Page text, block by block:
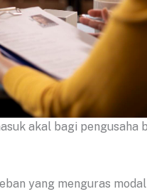
akal bagi pengusaha
yang menguras